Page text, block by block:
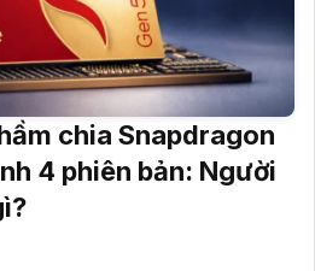
chia Snapdragon
4 phiên bản: Người